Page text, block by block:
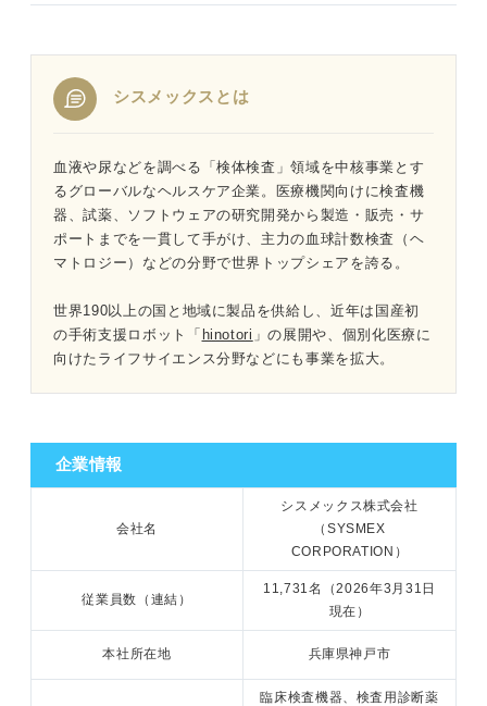
シスメックスとは
血液や尿などを調べる「検体検査」領域を中核事業とす
るグローバルなヘルスケア企業。医療機関向けに検査機
器、試薬、ソフトウェアの研究開発から製造・販売・サ
ポートまでを一貫して手がけ、主力の血球計数検査（ヘ
マトロジー）などの分野で世界トップシェアを誇る。
世界190以上の国と地域に製品を供給し、近年は国産初
の手術支援ロボット「 hinotori 」の展開や、個別化医療に
向けたライフサイエンス分野などにも事業を拡大。
会社名
シスメックス株式会社
（SYSMEX
CORPORATION）
従業員数（連結）
11,731名（2026年3月31日
現在）
本社所在地 兵庫県神戸市
臨床検査機器、検査用診断薬
企業情報
1分でわかるシスメックス
「シスメックスがやばい」と言われる4つの理由｜プロが
読み解く
②中国市場で業績が伸び悩んでいるから
③医療現場はプレッシャーがあり激務だから
断片的な情報だけで判断しないなことがポイントになる